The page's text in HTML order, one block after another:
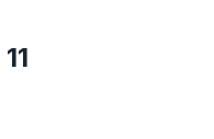
11